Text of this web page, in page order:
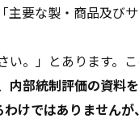
主要な製・商品及び
い。」とあります。
内部統制評価の資料
わけではありませんが